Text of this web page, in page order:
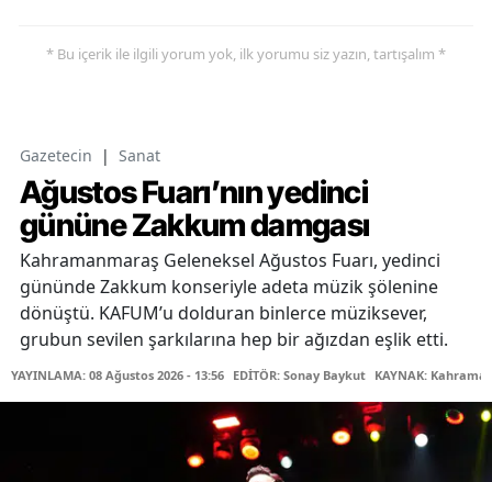
* Bu içerik ile ilgili yorum yok, ilk yorumu siz yazın, tartışalım *
Gazetecin | Sanat
Ağustos Fuarı’nın yedinci
gününe Zakkum damgası
Kahramanmaraş Geleneksel Ağustos Fuarı, yedinci
gününde Zakkum konseriyle adeta müzik şölenine
dönüştü. KAFUM’u dolduran binlerce müziksever,
grubun sevilen şarkılarına hep bir ağızdan eşlik etti.
YAYINLAMA: 08 Ağustos 2026 - 13:56 EDİTÖR: Sonay Baykut KAYNAK: